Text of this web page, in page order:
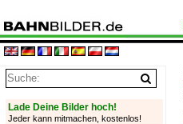
Lade Deine Bilder hoch!
Jeder kann mitmachen, kostenlos!